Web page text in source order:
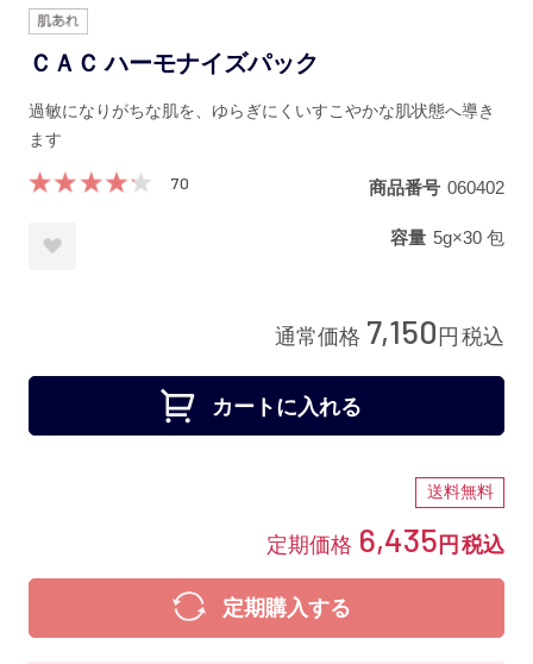
ＣＡＣ ハーモナイズパック
過敏になりがちな肌を、ゆらぎにくいすこやかな肌状態へ導き
ます
70 商品番号 060402
通常価格 7,150 円 税込
容量 5g×30 包
カートに入れる
送料無料
定期価格 6,435 円 税込
定期購入する